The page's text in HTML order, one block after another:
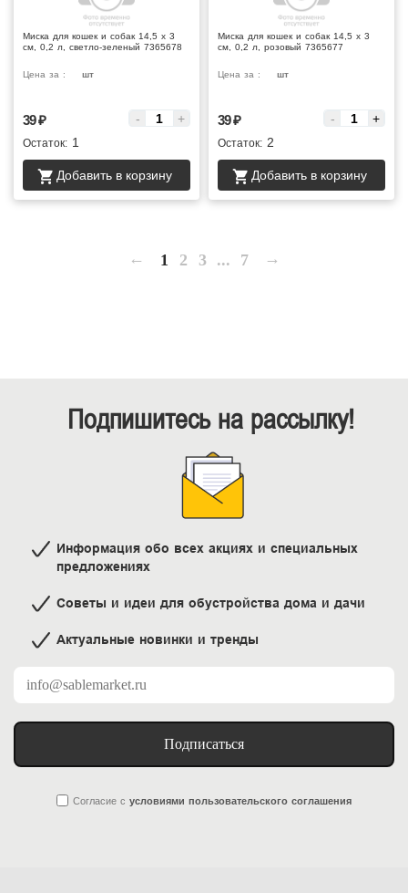
Миска для кошек и собак 14,5 х 3
см, 0,2 л, светло-зеленый 7365678
Цена за : шт
39₽ - +
Остаток: 1
Добавить в корзину
Миска для кошек и собак 14,5 х 3
см, 0,2 л, розовый 7365677
Цена за : шт
39₽ - +
Остаток: 2
Добавить в корзину
← 1 2 3 ... 7 →
Подпишитесь на рассылку!
Информация обо всех акциях и специальных
предложениях
Советы и идеи для обустройства дома и дачи
Актуальные новинки и тренды
Подписаться
Согласие с условиями пользовательского соглашения